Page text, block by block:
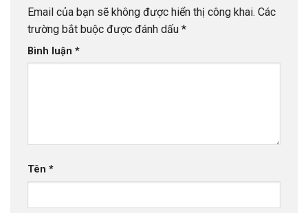
Email của bạn sẽ không được hiển thị công khai. Các
trường bắt buộc được đánh dấu *
Bình luận *
Tên *